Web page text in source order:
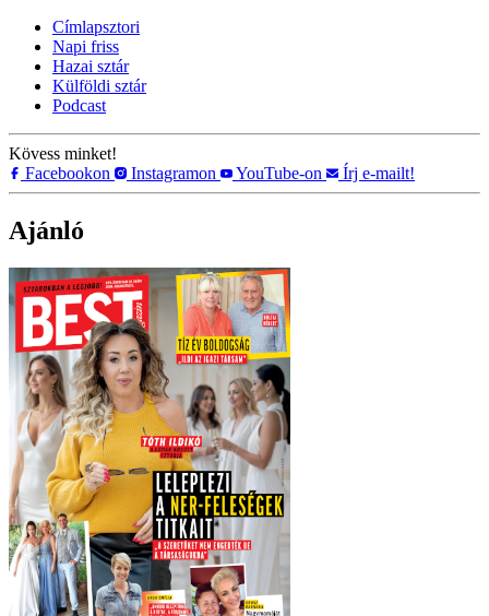
Címlapsztori
Napi friss
Hazai sztár
Külföldi sztár
Podcast
Kövess minket!
Facebookon
Instagramon YouTube-on Írj e-mailt!
Ajánló